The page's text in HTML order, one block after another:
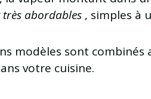
abordables , simples à
modèles sont combinés
votre cuisine.